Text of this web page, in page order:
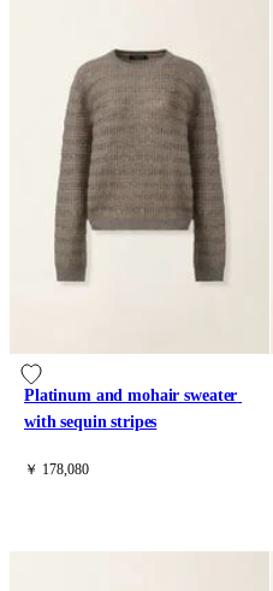
Platinum and mohair sweater
with sequin stripes
￥ 178,080